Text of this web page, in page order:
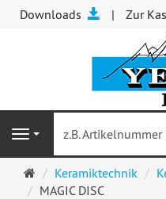
Downloads Zur
Navigation
Startseite
Keramiktechnik
MAGIC DISC